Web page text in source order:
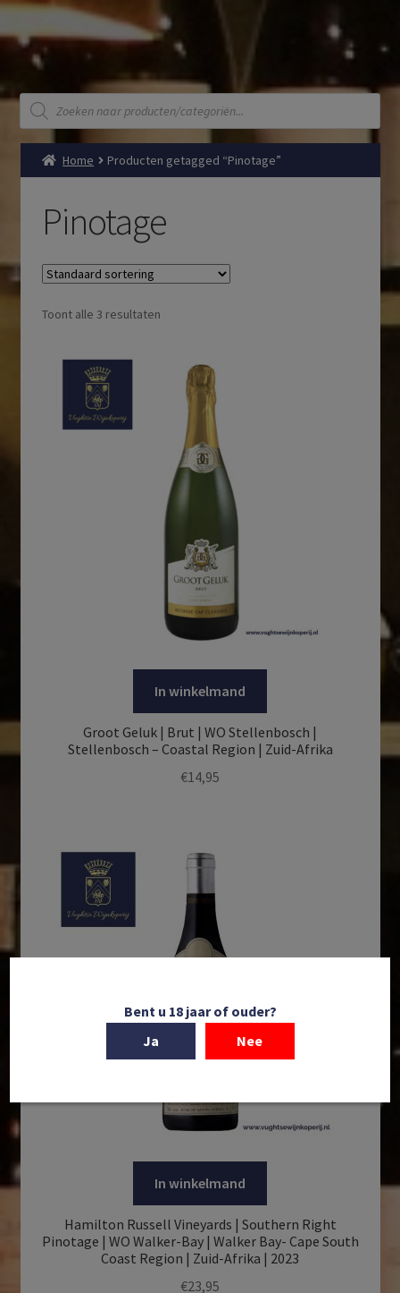
Producten
zoeken
Home Producten getagged “Pinotage”
Pinotage
Toont alle 3 resultaten
In winkelmand
Groot Geluk | Brut | WO Stellenbosch |
Stellenbosch – Coastal Region | Zuid-Afrika
€14,95
In winkelmand
Hamilton Russell Vineyards | Southern Right
Pinotage | WO Walker-Bay | Walker Bay- Cape South
Coast Region | Zuid-Afrika | 2023
€23,95
Bent u 18 jaar of ouder?
Ja
Nee